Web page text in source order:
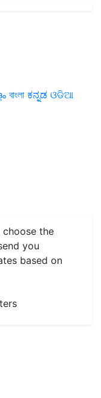
বাংলা ಕನ್ನಡ ଓଡିଆ
choose the
you
based on